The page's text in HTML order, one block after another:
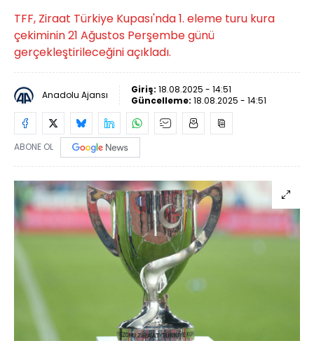
TFF, Ziraat Türkiye Kupası'nda 1. eleme turu kura
çekiminin 21 Ağustos Perşembe günü
gerçekleştirileceğini açıkladı.
Anadolu Ajansı Giriş: 18.08.2025 - 14:51
Güncelleme: 18.08.2025 - 14:51
ABONE OL